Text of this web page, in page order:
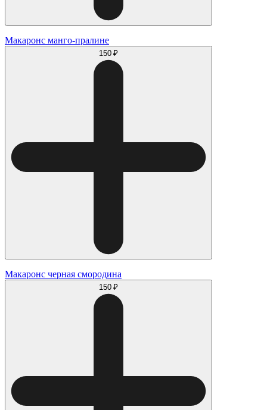
Макаронс манго-пралине
150 ₽
Макаронс черная смородина
150 ₽